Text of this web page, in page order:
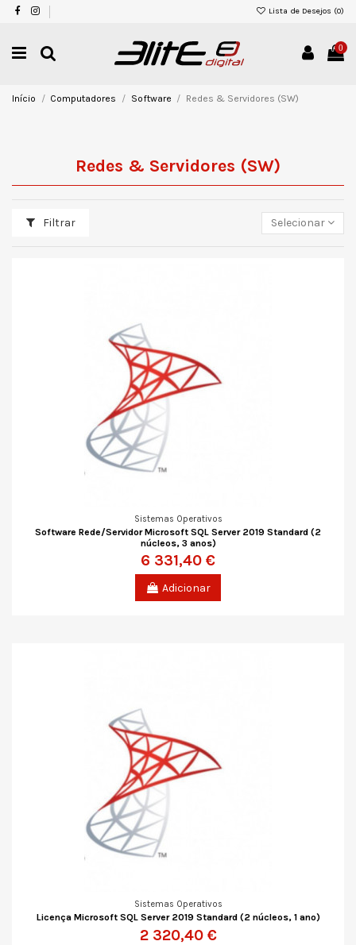
Lista de Desejos (0)
0
Início Computadores Software Redes & Servidores (SW)
Redes & Servidores (SW)
Filtrar Selecionar
Sistemas Operativos
Software Rede/Servidor Microsoft SQL Server 2019 Standard (2
núcleos, 3 anos)
6 331,40 €
Adicionar
Sistemas Operativos
Licença Microsoft SQL Server 2019 Standard (2 núcleos, 1 ano)
2 320,40 €